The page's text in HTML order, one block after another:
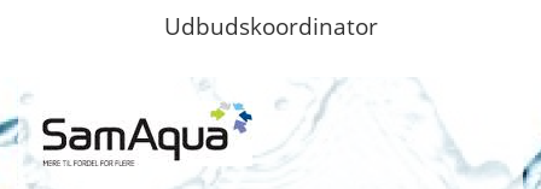
Udbudskoordinator